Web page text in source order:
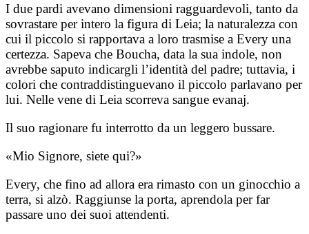
I due pardi avevano dimensioni ragguardevoli, tanto da
sovrastare per intero la figura di Leia; la naturalezza con
cui il piccolo si rapportava a loro trasmise a Every una
certezza. Sapeva che Boucha, data la sua indole, non
avrebbe saputo indicargli l’identità del padre; tuttavia, i
colori che contraddistinguevano il piccolo parlavano per
lui. Nelle vene di Leia scorreva sangue evanaj.
Il suo ragionare fu interrotto da un leggero bussare.
«Mio Signore, siete qui?»
Every, che fino ad allora era rimasto con un ginocchio a
terra, si alzò. Raggiunse la porta, aprendola per far
passare uno dei suoi attendenti.